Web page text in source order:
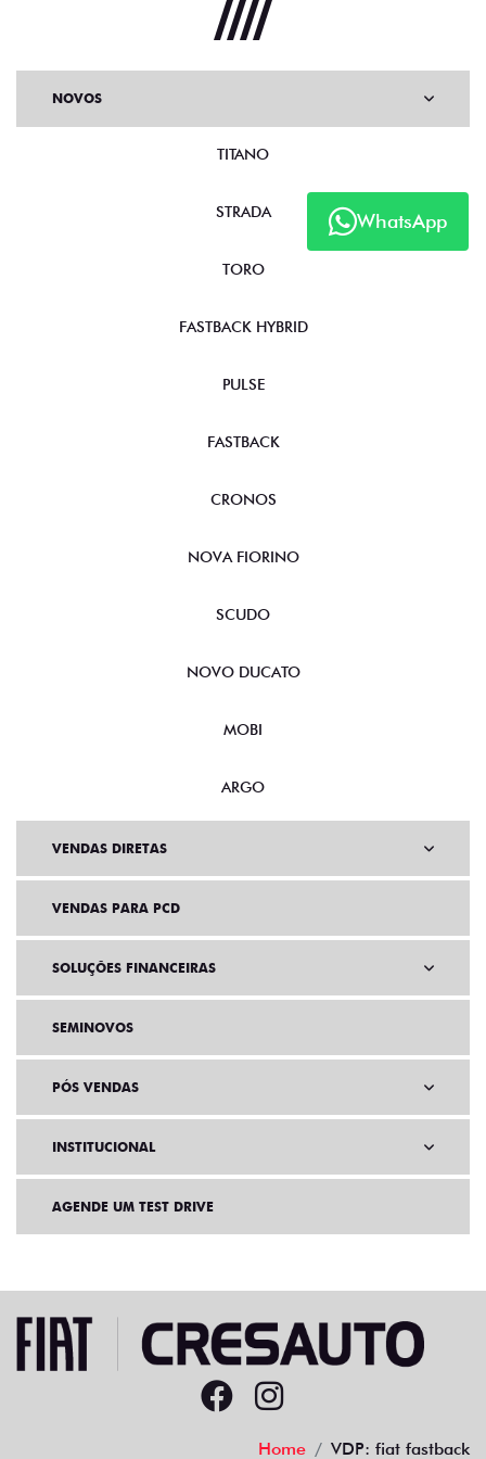
WhatsApp
NOVOS
TITANO
STRADA
TORO
FASTBACK HYBRID
PULSE
FASTBACK
CRONOS
NOVA FIORINO
SCUDO
NOVO DUCATO
MOBI
ARGO
VENDAS DIRETAS
VENDAS PARA PCD
SOLUÇÕES FINANCEIRAS
SEMINOVOS
PÓS VENDAS
INSTITUCIONAL
AGENDE UM TEST DRIVE
Home VDP: fiat fastback